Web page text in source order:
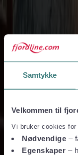
Samtykke
Velkommen til
Vi bruker cookies
Nødvendige –
Egenskaper –
BAF & ETS-surcharge
Betingelser og
Rejse- og købsvilkår
Taxfree og
Taxfree-katalog
Firma- og